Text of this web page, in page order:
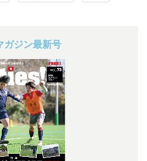
ガジン最新号